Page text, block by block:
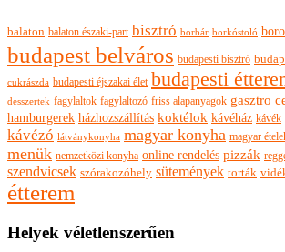
balaton balaton északi-part bisztró borbár borkóstoló
budapest belváros budapesti bisztró
cukrászda budapesti éjszakai élet budapesti
desszertek fagylaltok fagylaltozó friss alapanyagok gasztro
hamburgerek házhozszállítás koktélok kávéház kávék
kávézó látványkonyha magyar konyha magyar
menük nemzetközi konyha online rendelés pizzák
szendvicsek szórakozóhely sütemények torták
étterem
Helyek véletlenszerűen